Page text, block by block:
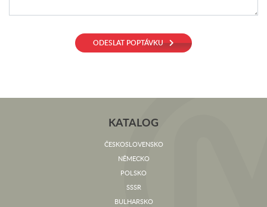
ODESLAT POPTÁVKU
KATALOG
ČESKOSLOVENSKO
NĚMECKO
POLSKO
SSSR
BULHARSKO